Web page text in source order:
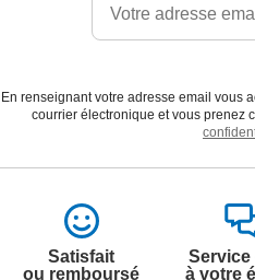
En renseignant votre adresse email vous
courrier électronique et vous prenez
Satisfait
ou remboursé
Service
à votre